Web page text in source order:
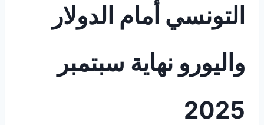
التونسي أمام الدولار
واليورو نهاية سبتمبر
2025